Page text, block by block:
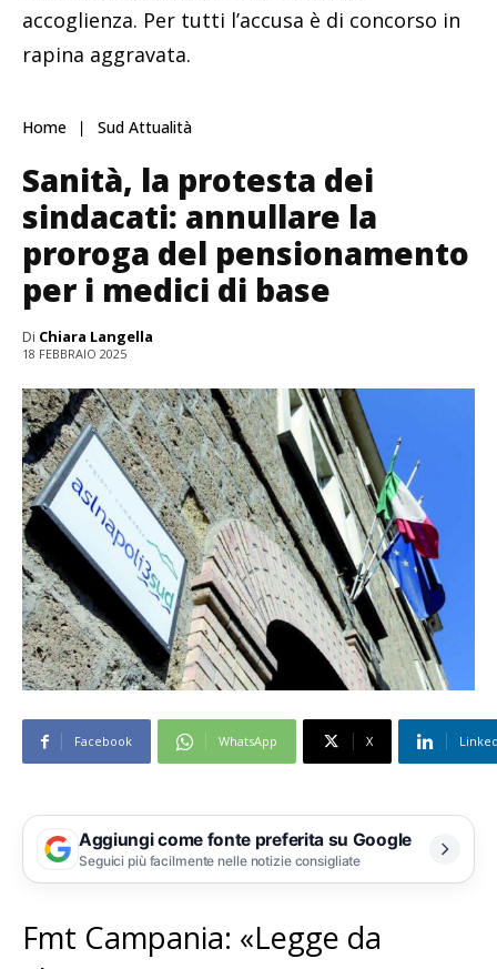
accoglienza. Per tutti l’accusa è di concorso in
rapina aggravata.
Home Sud Attualità
Sanità, la protesta dei
sindacati: annullare la
proroga del pensionamento
per i medici di base
Di Chiara Langella
18 FEBBRAIO 2025
Facebook WhatsApp X
Aggiungi come fonte preferita su Google
Seguici più facilmente nelle notizie consigliate
Fmt Campania: «Legge da